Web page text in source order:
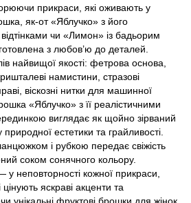
прикраси, які оживають у
як-от «Яблучко» з його
чи «Лимон» із бадьорим
з любов’ю до деталей.
найвищої якості: фетрова основа,
намистини, стразові
віскозні нитки для машинної
«Яблучко» з її реалістичними
виглядає як щойно зірваний
естетики та грайливості.
і рубкою передає свіжість
соком сонячного кольору.
у неповторності кожної прикраси,
яскраві акценти та